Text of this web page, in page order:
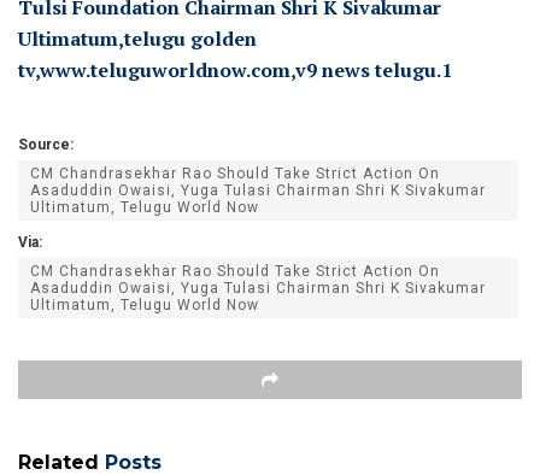
Source:
CM Chandrasekhar Rao Should Take Strict Action On
Asaduddin Owaisi, Yuga Tulasi Chairman Shri K Sivakumar
Ultimatum, Telugu World Now
Via:
CM Chandrasekhar Rao Should Take Strict Action On
Asaduddin Owaisi, Yuga Tulasi Chairman Shri K Sivakumar
Ultimatum, Telugu World Now
Related Posts